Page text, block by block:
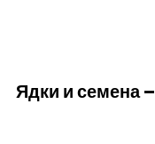
Ядки и семена